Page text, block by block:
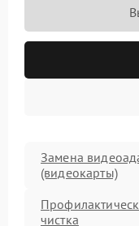
Замена
(видеокарты)
чистка